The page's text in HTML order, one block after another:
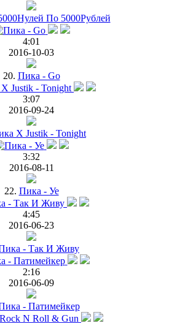
По 5000Рублей
4:01
2016-10-03
20. Пика - Go
3:07
2016-09-24
X Justik - Tonight
3:32
2016-08-11
22. Пика - Уе
4:45
2016-06-23
- Так И Живу
2:16
2016-06-09
- Патимейкер